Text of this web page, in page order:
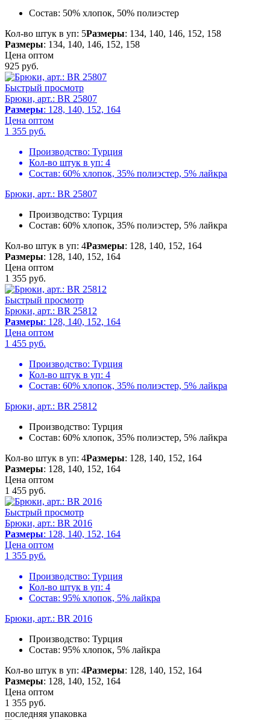
Состав: 50% хлопок, 50% полиэстер
Кол-во штук в уп: 5Размеры: 134, 140, 146, 152, 158
Размеры: 134, 140, 146, 152, 158
Цена оптом
925 руб.
Быстрый просмотр
Брюки, арт.: BR 25807
Размеры: 128, 140, 152, 164
Цена оптом
1 355 руб.
Производство: Турция
Кол-во штук в уп: 4
Состав: 60% хлопок, 35% полиэстер, 5% лайкра
Брюки, арт.: BR 25807
Производство: Турция
Состав: 60% хлопок, 35% полиэстер, 5% лайкра
Кол-во штук в уп: 4Размеры: 128, 140, 152, 164
Размеры: 128, 140, 152, 164
Цена оптом
1 355 руб.
Быстрый просмотр
Брюки, арт.: BR 25812
Размеры: 128, 140, 152, 164
Цена оптом
1 455 руб.
Производство: Турция
Кол-во штук в уп: 4
Состав: 60% хлопок, 35% полиэстер, 5% лайкра
Брюки, арт.: BR 25812
Производство: Турция
Состав: 60% хлопок, 35% полиэстер, 5% лайкра
Кол-во штук в уп: 4Размеры: 128, 140, 152, 164
Размеры: 128, 140, 152, 164
Цена оптом
1 455 руб.
Быстрый просмотр
Брюки, арт.: BR 2016
Размеры: 128, 140, 152, 164
Цена оптом
1 355 руб.
Производство: Турция
Кол-во штук в уп: 4
Состав: 95% хлопок, 5% лайкра
Брюки, арт.: BR 2016
Производство: Турция
Состав: 95% хлопок, 5% лайкра
Кол-во штук в уп: 4Размеры: 128, 140, 152, 164
Размеры: 128, 140, 152, 164
Цена оптом
1 355 руб.
последняя упаковка